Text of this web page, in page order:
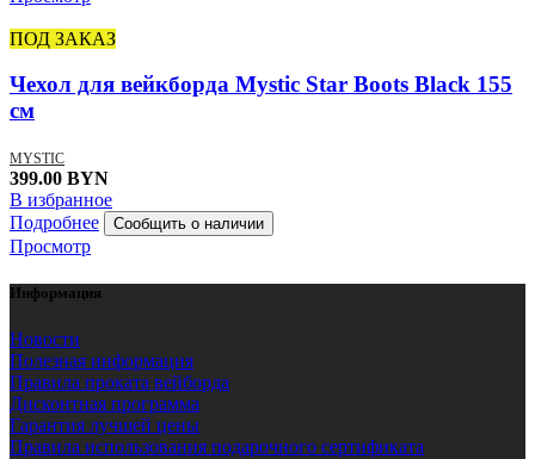
ПОД ЗАКАЗ
Чехол для вейкборда Mystic Star Boots Black 155
см
MYSTIC
399.00 BYN
В избранное
Подробнее
Просмотр
Информация
Новости
Полезная информация
Правила проката вейборда
Дисконтная программа
Гарантия лучшей цены
Правила использования подарочного сертификата